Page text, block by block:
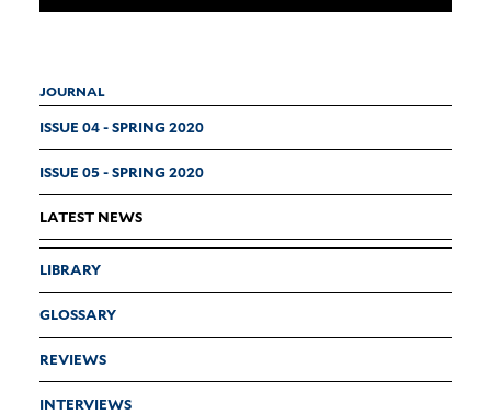
JOURNAL
ISSUE 04 - SPRING 2020
ISSUE 05 - SPRING 2020
LATEST NEWS
LIBRARY
GLOSSARY
REVIEWS
INTERVIEWS